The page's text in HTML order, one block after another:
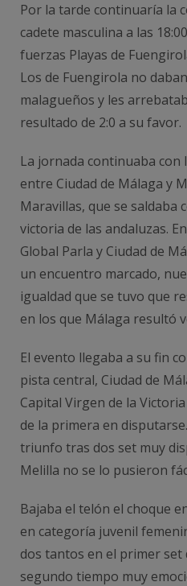
Por la tarde continuaría la
cadete masculina a las
fuerzas Playas de
Los de Fuengirola no
malagueños y les
resultado de 2:0 a su favor.
La jornada continuaba
entre Ciudad de Málaga y
Maravillas, que se saldaba
victoria de las andaluzas.
Global Parla y Ciudad de
un encuentro marcado,
igualdad que se tuvo que
en los que Málaga resultó
El evento llegaba a su fin
pista central, Ciudad de
Capital Virgen de la
de la primera en
triunfo tras dos set muy
Melilla no se lo pusieron
Bajaba el telón el choque
en categoría juvenil
dos tantos en el primer set
segundo tiempo muy